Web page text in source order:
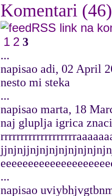
Komentari (46)
RSS link na
1 2 3
...
napisao adi, 02 April
nesto mi steka
...
napisao marta, 18
naj gluplja igrica znaci
...
napisao